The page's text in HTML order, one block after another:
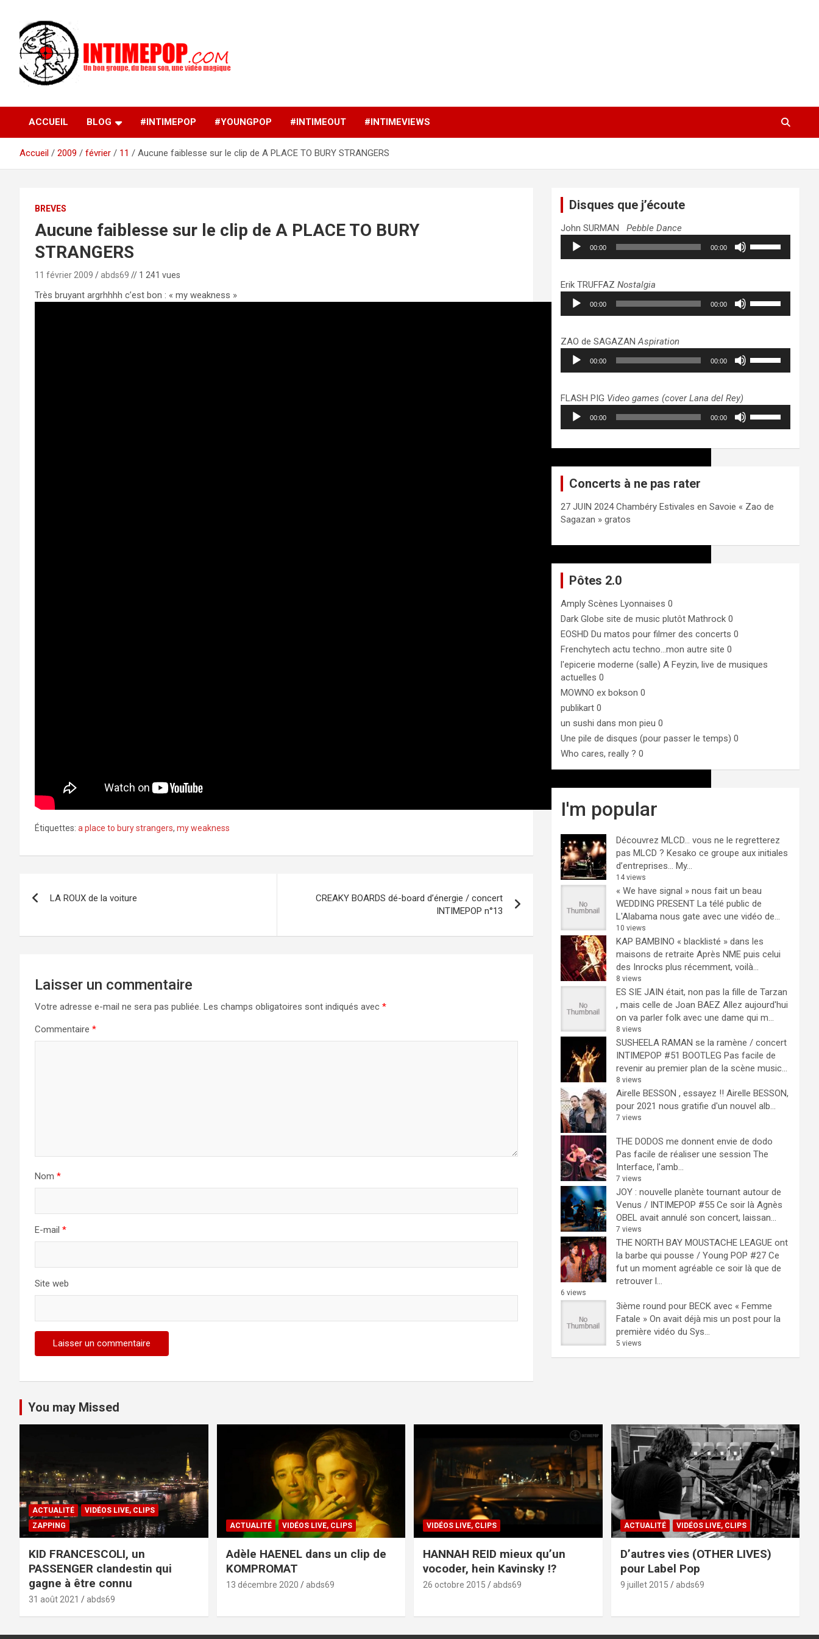
contenu
intimepop.com
musiques actuelles pop rock, post-rock, indé sur Lyon. rock pop
concert lyon
ACCUEIL BLOG #INTIMEPOP #YOUNGPOP #INTIMEOUT #INTIMEVIEWS
Accueil 2009 février 11 Aucune faiblesse sur le clip de A PLACE TO BURY STRANGERS
BREVES
Aucune faiblesse sur le clip de A PLACE TO BURY
STRANGERS
11 février 2009 abds69 // 1 241 vues
Très bruyant argrhhhh c’est bon : « my weakness »
Étiquettes: a place to bury strangers, my weakness
de
l’article
LA ROUX de la voiture
CREAKY BOARDS dé-board d’énergie / concert
INTIMEPOP n°13
Laisser un commentaire
Votre adresse e-mail ne sera pas publiée. Les champs obligatoires sont indiqués avec *
Commentaire *
Nom *
E-mail *
Site web
Disques que j’écoute
John SURMANPebble Dance
Lecteur
audio
00:00 00:00
pour
augmenter
ou
volume.
Erik TRUFFAZNostalgia
Lecteur
audio
00:00 00:00
pour
augmenter
ou
volume.
ZAO de SAGAZANAspiration
Lecteur
audio
00:00 00:00
pour
augmenter
ou
FLASH PIG Video games (cover Lana del Rey)
Lecteur
audio
00:00 00:00
haut/bas
le
Concerts à ne pas rater
27 JUIN 2024 Chambéry Estivales en Savoie « Zao de
Sagazan » gratos
Pôtes 2.0
Amply Scènes Lyonnaises 0
Dark Globe site de music plutôt Mathrock 0
EOSHD Du matos pour filmer des concerts 0
Frenchytech actu techno…mon autre site 0
l'epicerie moderne (salle) A Feyzin, live de musiques
actuelles 0
MOWNO ex bokson 0
publikart 0
un sushi dans mon pieu 0
Une pile de disques (pour passer le temps) 0
Who cares, really ? 0
I'm popular
Découvrez MLCD… vous ne le regretterez
pas MLCD ? Kesako ce groupe aux initiales
d’entreprises… My...
14 views
« We have signal » nous fait un beau
WEDDING PRESENT La télé public de
L'Alabama nous gate avec une vidéo de...
10 views
KAP BAMBINO « blacklisté » dans les
maisons de retraite Après NME puis celui
des Inrocks plus récemment, voilà...
8 views
ES SIE JAIN était, non pas la fille de Tarzan
, mais celle de Joan BAEZ Allez aujourd'hui
on va parler folk avec une dame qui m...
8 views
SUSHEELA RAMAN se la ramène / concert
INTIMEPOP #51 BOOTLEG Pas facile de
revenir au premier plan de la scène music...
8 views
Airelle BESSON , essayez !! Airelle BESSON,
pour 2021 nous gratifie d'un nouvel alb...
7 views
THE DODOS me donnent envie de dodo
Pas facile de réaliser une session The
Interface, l'amb...
7 views
JOY : nouvelle planète tournant autour de
Venus / INTIMEPOP #55 Ce soir là Agnès
OBEL avait annulé son concert, laissan...
7 views
THE NORTH BAY MOUSTACHE LEAGUE ont
la barbe qui pousse / Young POP #27 Ce
fut un moment agréable ce soir là que de
retrouver l...
6 views
3ième round pour BECK avec « Femme
Fatale » On avait déjà mis un post pour la
première vidéo du Sys...
5 views
You may Missed
ACTUALITÉ
VIDÉOS LIVE, CLIPS
ZAPPING
KID FRANCESCOLI, un
PASSENGER clandestin qui
gagne à être connu
31 août 2021 abds69
ACTUALITÉ VIDÉOS LIVE, CLIPS
Adèle HAENEL dans un clip de
KOMPROMAT
13 décembre 2020 abds69
VIDÉOS LIVE, CLIPS
HANNAH REID mieux qu’un
vocoder, hein Kavinsky !?
26 octobre 2015 abds69
ACTUALITÉ VIDÉOS LIVE, CLIPS
D’autres vies (OTHER LIVES)
pour Label Pop
9 juillet 2015 abds69